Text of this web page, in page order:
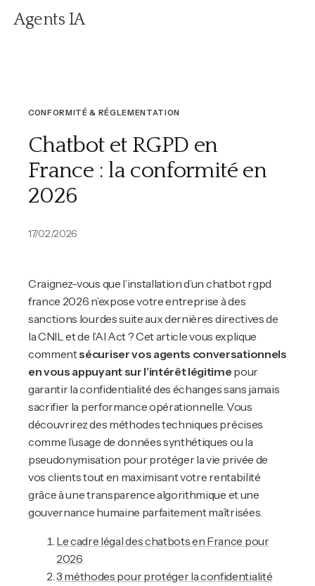
Agents IA
CONFORMITÉ & RÉGLEMENTATION
Chatbot et RGPD en
France : la conformité en
2026
17/02/2026
Craignez-vous que l’installation d’un chatbot rgpd
france 2026 n’expose votre entreprise à des
sanctions lourdes suite aux dernières directives de
la CNIL et de l’AI Act ? Cet article vous explique
commentsécuriser vos agents conversationnels
en vous appuyant sur l’intérêt légitime pour
garantir la confidentialité des échanges sans jamais
sacrifier la performance opérationnelle. Vous
découvrirez des méthodes techniques précises
comme l’usage de données synthétiques ou la
pseudonymisation pour protéger la vie privée de
vos clients tout en maximisant votre rentabilité
grâce à une transparence algorithmique et une
gouvernance humaine parfaitement maîtrisées.
Le cadre légal des chatbots en France pour
2026
3 méthodes pour protéger la confidentialité